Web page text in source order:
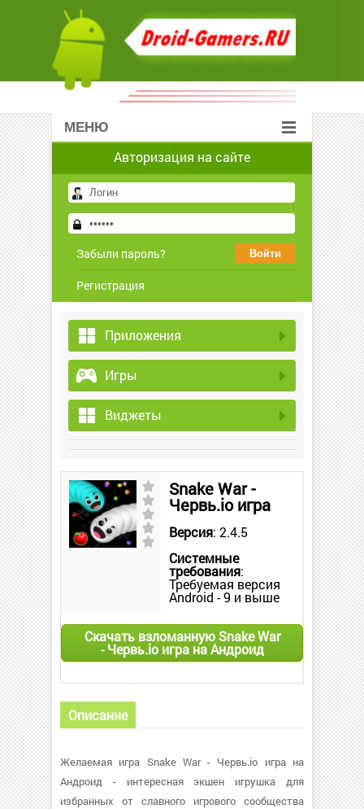
МЕНЮ
Авторизация на сайте
Забыли пароль?
Регистрация
Приложения
Игры
Виджеты
Snake War -
Червь.io игра
Версия: 2.4.5
Системные
требования:
Требуемая версия
Android - 9 и выше
Скачать взломанную Snake War
- Червь.io игра на Андроид
Описание
Желаемая игра Snake War - Червь.io игра на
Андроид - интересная экшен игрушка для
избранных от славного игрового сообщества